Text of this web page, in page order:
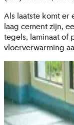
Als laatste komt er
laag cement zijn,
tegels, laminaat of
vloerverwarming